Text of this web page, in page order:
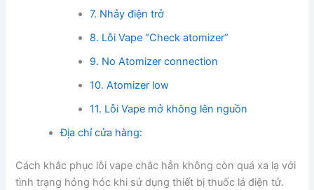
7. Nhảy điện trở
8. Lỗi Vape “Check atomizer”
9. No Atomizer connection
10. Atomizer low
11. Lỗi Vape mở không lên nguồn
Địa chỉ cửa hàng:
Cách khắc phục lỗi vape chắc hẳn không còn quá xa lạ với
tình trạng hỏng hóc khi sử dụng thiết bị thuốc lá điện tử.